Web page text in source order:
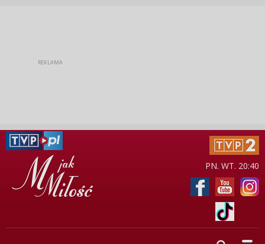
PN. WT. 20:40